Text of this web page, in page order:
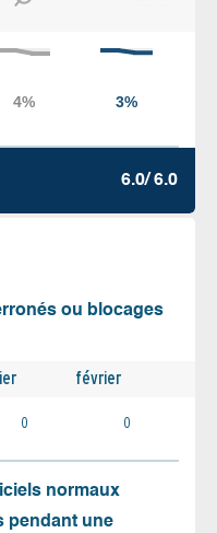
6.0/ 6.0
ou blocages
février
0 0
normaux
pendant une